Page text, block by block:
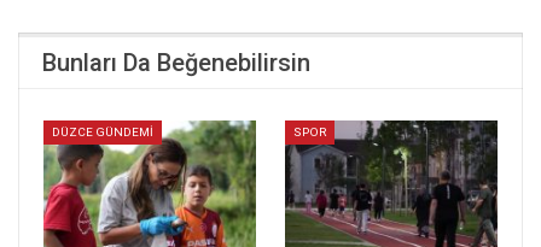
Bunları Da Beğenebilirsin
DÜZCE GÜNDEMİ SPOR